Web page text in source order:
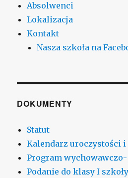
Absolwenci
Lokalizacja
Kontakt
Nasza szkoła na
DOKUMENTY
Statut
Kalendarz uroczystości
Program
Podanie do klasy I